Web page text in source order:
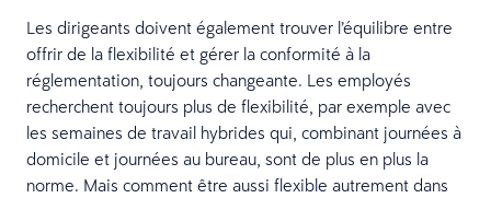
Les dirigeants doivent également trouver l’équilibre entre
offrir de la flexibilité et gérer la conformité à la
réglementation, toujours changeante. Les employés
recherchent toujours plus de flexibilité, par exemple avec
les semaines de travail hybrides qui, combinant journées à
domicile et journées au bureau, sont de plus en plus la
norme. Mais comment être aussi flexible autrement dans